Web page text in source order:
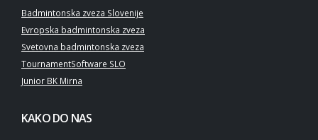
Badmintonska zveza Slovenije
Evropska badmintonska zveza
Svetovna badmintonska zveza
TournamentSoftware SLO
Junior BK Mirna
KAKO DO NAS